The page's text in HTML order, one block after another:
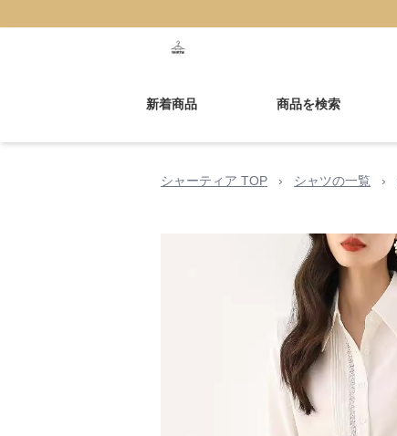
新着商品 商品を検索
シャーティア TOP › シャツの一覧 ›